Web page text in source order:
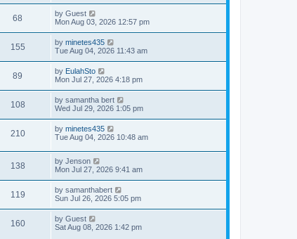
68 by Guest
Mon Aug 03, 2026 12:57 pm
155 by minetes435
Tue Aug 04, 2026 11:43 am
89 by EulahSto
Mon Jul 27, 2026 4:18 pm
108 by samantha bert
Wed Jul 29, 2026 1:05 pm
210 by minetes435
Tue Aug 04, 2026 10:48 am
138 by Jenson
Mon Jul 27, 2026 9:41 am
119 by samanthabert
Sun Jul 26, 2026 5:05 pm
160 by Guest
Sat Aug 08, 2026 1:42 pm